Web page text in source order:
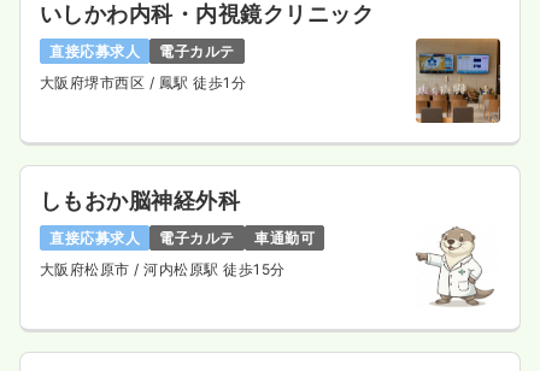
いしかわ内科・内視鏡クリニック
直接応募求人
電子カルテ
大阪府堺市西区 / 鳳駅 徒歩1分
しもおか脳神経外科
直接応募求人 電子カルテ
車通勤可
大阪府松原市 / 河内松原駅 徒歩15分